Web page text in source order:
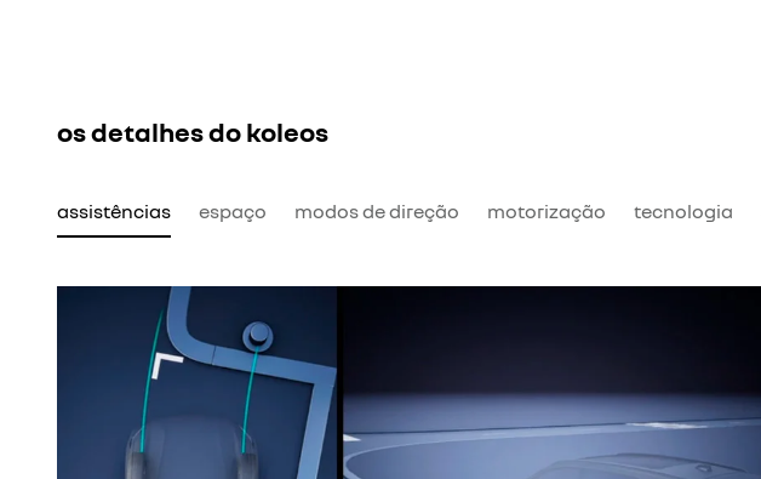
os detalhes do koleos
assistências espaço modos de direção motorização tecnologia